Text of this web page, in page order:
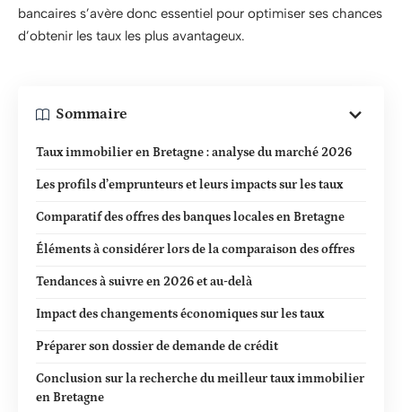
bancaires s’avère donc essentiel pour optimiser ses chances
d’obtenir les taux les plus avantageux.
Sommaire
Taux immobilier en Bretagne : analyse du marché 2026
Les profils d’emprunteurs et leurs impacts sur les taux
Comparatif des offres des banques locales en Bretagne
Éléments à considérer lors de la comparaison des offres
Tendances à suivre en 2026 et au-delà
Impact des changements économiques sur les taux
Préparer son dossier de demande de crédit
Conclusion sur la recherche du meilleur taux immobilier
en Bretagne